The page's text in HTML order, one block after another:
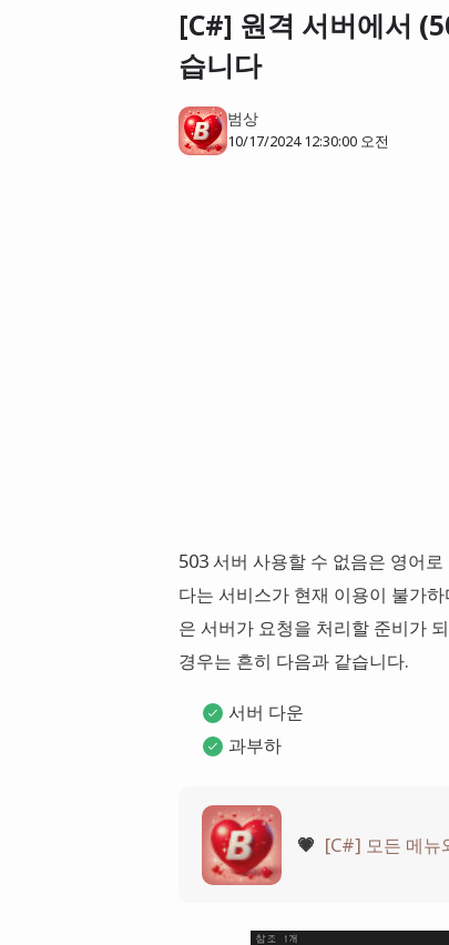
[C#] 원격 서버에서
습니다
범상
10/17/2024 12:30:00 오전
503 서버 사용할 수 없음은 영어
다는 서비스가 현재 이용이 불가
은 서버가 요청을 처리할 준비가
경우는 흔히 다음과 같습니다.
서버 다운
과부하
💗 [C#] 모든 메뉴